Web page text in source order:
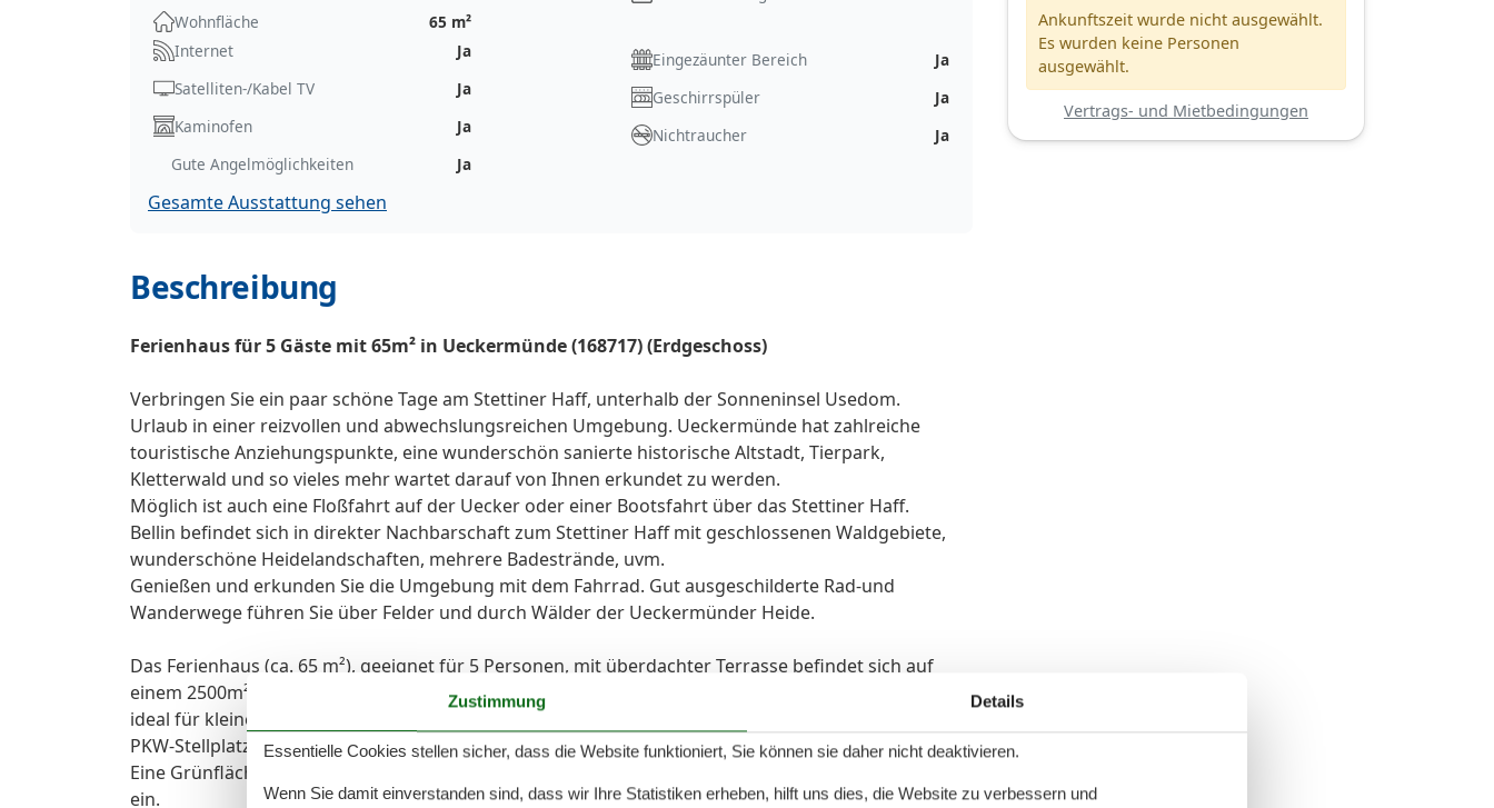
Wohnfläche
65 m²
Internet
Ja
Satelliten-/Kabel TV
Ja
Kaminofen
Ja
Gute Angelmöglichkeiten
Ja
Eingezäunter Bereich
Ja
Geschirrspüler
Ja
Nichtraucher
Ja
Gesamte Ausstattung sehen
Beschreibung
Ferienhaus für 5 Gäste mit 65m² in Ueckermünde (168717) (Erdgeschoss)
Verbringen Sie ein paar schöne Tage am Stettiner Haff, unterhalb der Sonneninsel Usedom.
Urlaub in einer reizvollen und abwechslungsreichen Umgebung. Ueckermünde hat zahlreiche
touristische Anziehungspunkte, eine wunderschön sanierte historische Altstadt, Tierpark,
Kletterwald und so vieles mehr wartet darauf von Ihnen erkundet zu werden.
Möglich ist auch eine Floßfahrt auf der Uecker oder einer Bootsfahrt über das Stettiner Haff.
Bellin befindet sich in direkter Nachbarschaft zum Stettiner Haff mit geschlossenen Waldgebiete,
wunderschöne Heidelandschaften, mehrere Badestrände, uvm.
Genießen und erkunden Sie die Umgebung mit dem Fahrrad. Gut ausgeschilderte Rad-und
Wanderwege führen Sie über Felder und durch Wälder der Ueckermünder Heide.
Das Ferienhaus (ca. 65 m²), geeignet für 5 Personen, mit überdachter Terrasse befindet sich auf
einem 2500m² großem Grundstück und ist nur etwa 100 Meter vom flach abfallenden Sandstrand,
ideal für kleine Kinder und Nichtschwimmer mit Spielplatz, Liegewiese und Biergarten entfernt.
PKW-Stellplatz und Unterstellmöglichkeit für Fahrräder, Anhänger usw.direkt am Ferienhaus.
Eine Grünfläche vor dem Haus mit Gartenmöbeln und Sonnenliegen lädt zum Relaxen und Grillen
ein.
Ankunftszeit wurde nicht ausgewählt.
Es wurden keine Personen
ausgewählt.
Vertrags- und Mietbedingungen
Zustimmung Details
Essentielle Cookies stellen sicher, dass die Website funktioniert, Sie können sie daher nicht deaktivieren.
Wenn Sie damit einverstanden sind, dass wir Ihre Statistiken erheben, hilft uns dies, die Website zu verbessern und